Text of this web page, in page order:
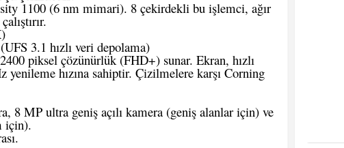
1100 (6 nm mimari). 8 çekirdekli bu işlemci, ağır
3.1 hızlı veri depolama)
piksel çözünürlük (FHD+) sunar. Ekran, hızlı
yenileme hızına sahiptir. Çizilmelere karşı Corning
8 MP ultra geniş açılı kamera (geniş alanlar için) ve
için).